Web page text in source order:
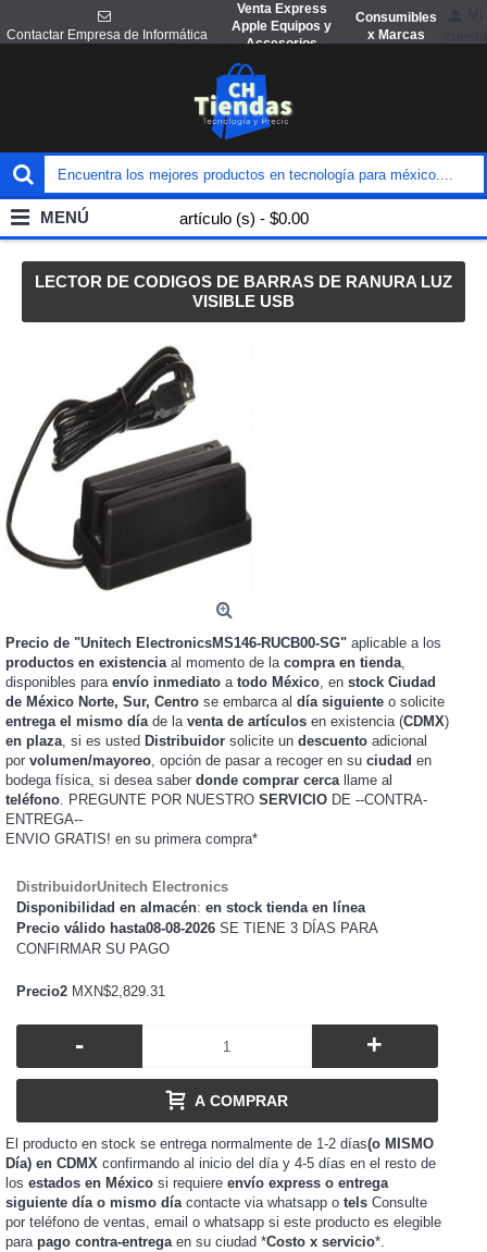
Contactar Empresa de Informática
Venta Express
Apple Equipos y
Accesorios
Consumibles
x Marcas
artículo (s) - $0.00
MENÚ
LECTOR DE CODIGOS DE BARRAS DE RANURA LUZ
VISIBLE USB
Precio de "Unitech ElectronicsMS146-RUCB00-SG" aplicable a los
productos en existenciaal momento de la compra en tienda,
disponibles para envío inmediato a todo México, en stock Ciudad
de México Norte, Sur, Centro se embarca al día siguiente o solicite
entrega el mismo díade la venta de artículos en existencia (CDMX)
en plaza, si es usted Distribuidor solicite un descuento adicional
por volumen/mayoreo, opción de pasar a recoger en su ciudad en
bodega física, si desea saber donde comprar cercallame al
teléfono. PREGUNTE POR NUESTRO SERVICIO DE --CONTRA-
ENTREGA--
ENVIO GRATIS! en su primera compra*
DistribuidorUnitech Electronics
Disponibilidad en almacén: en stock tienda en línea
Precio válido hasta08-08-2026 SE TIENE 3 DÍAS PARA
CONFIRMAR SU PAGO
Precio2 MXN$2,829.31
- +
A COMPRAR
El producto en stock se entrega normalmente de 1-2 días(o MISMO
Día) en CDMX confirmando al inicio del día y 4-5 días en el resto de
los estados en México si requiere envío express o entrega
siguiente día o mismo díacontacte via whatsapp o tels Consulte
por teléfono de ventas, email o whatsapp si este producto es elegible
para pago contra-entregaen su ciudad *Costo x servicio*.